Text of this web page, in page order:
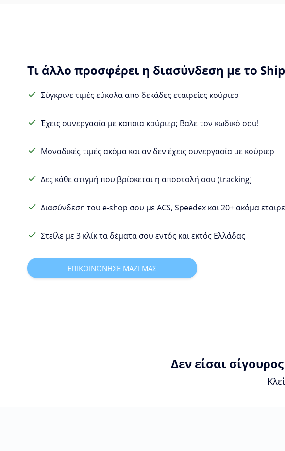
Τι άλλο προσφέρει η διασύνδεση με το
Σύγκρινε τιμές εύκολα απο δεκάδες εταιρείες κούριερ
Έχεις συνεργασία με καποια κούριερ; Βαλε τον κωδικό σου!
Μοναδικές τιμές ακόμα και αν δεν έχεις συνεργασία με κούριερ
Δες κάθε στιγμή που βρίσκεται η αποστολή σου (tracking)
Διασύνδεση του e-shop σου με ACS, Speedex και 20+ ακόμα
Στείλε με 3 κλίκ τα δέματα σου εντός και εκτός Ελλάδας
ΕΠΙΚΟΙΝΩΝΗΣΕ ΜΑΖΙ ΜΑΣ
Δεν είσαι